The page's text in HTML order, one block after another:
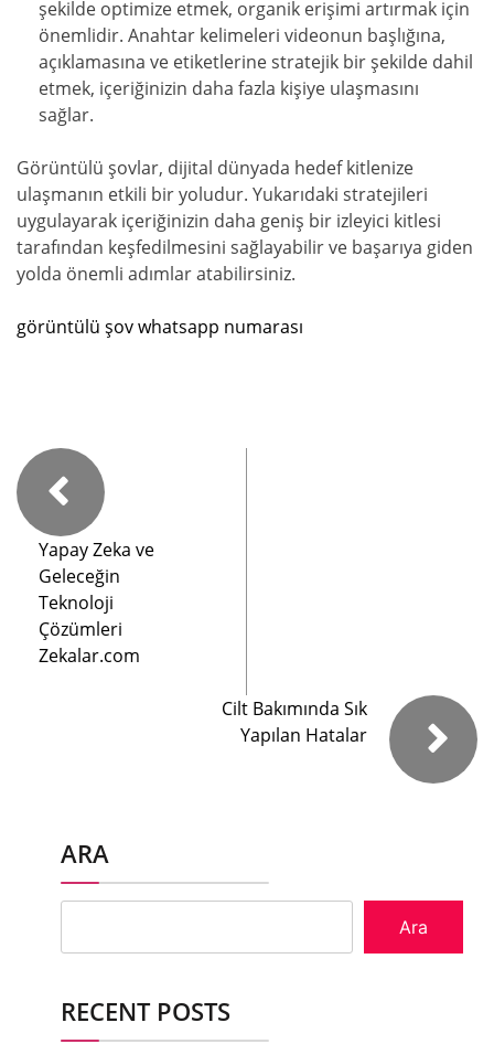
şekilde optimize etmek, organik erişimi artırmak için
önemlidir. Anahtar kelimeleri videonun başlığına,
açıklamasına ve etiketlerine stratejik bir şekilde dahil
etmek, içeriğinizin daha fazla kişiye ulaşmasını
sağlar.
Görüntülü şovlar, dijital dünyada hedef kitlenize
ulaşmanın etkili bir yoludur. Yukarıdaki stratejileri
uygulayarak içeriğinizin daha geniş bir izleyici kitlesi
tarafından keşfedilmesini sağlayabilir ve başarıya giden
yolda önemli adımlar atabilirsiniz.
görüntülü şov whatsapp numarası
Yapay Zeka ve
Geleceğin
Teknoloji
Çözümleri
Zekalar.com
Cilt Bakımında Sık
Yapılan Hatalar
ARA
Ara
RECENT POSTS